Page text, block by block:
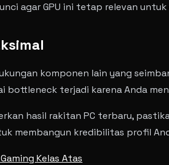
agar GPU ini tetap relevan
komponen lain yang
bottleneck terjadi karena Anda
hasil rakitan PC terbaru,
membangun kredibilitas profil
Kelas Atas